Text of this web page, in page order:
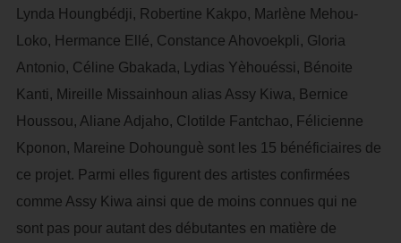
Lynda Houngbédji, Robertine Kakpo, Marlène Mehou-
Loko, Hermance Ellé, Constance Ahovoekpli, Gloria
Antonio, Céline Gbakada, Lydias Yèhouéssi, Bénoite
Kanti, Mireille Missainhoun alias Assy Kiwa, Bernice
Houssou, Aliane Adjaho, Clotilde Fantchao, Félicienne
Kponon, Mareine Dohounguè sont les 15 bénéficiaires de
ce projet. Parmi elles figurent des artistes confirmées
comme Assy Kiwa ainsi que de moins connues qui ne
sont pas pour autant des débutantes en matière de